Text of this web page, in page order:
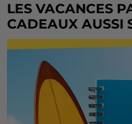
LES VACANCES
CADEAUX AUSSI